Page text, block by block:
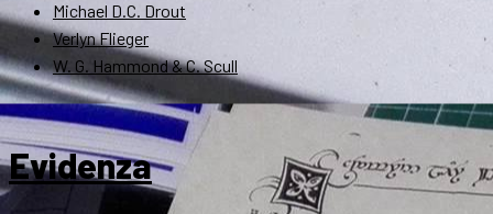
Michael D.C. Drout
Verlyn Flieger
W. G. Hammond & C. Scull
Evidenza